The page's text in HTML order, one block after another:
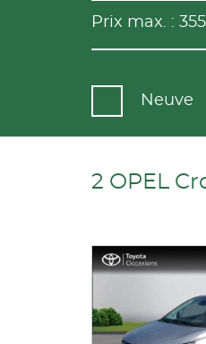
Prix max. :
Neuve
2 OPEL